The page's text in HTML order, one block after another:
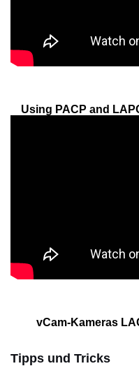
Using PACP and
vCam-Kameras
Tipps und Tricks